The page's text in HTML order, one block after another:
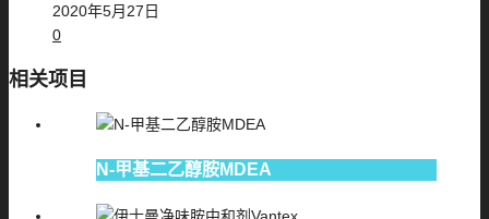
2020年5月27日
0
相关项目
N-甲基二乙醇胺MDEA